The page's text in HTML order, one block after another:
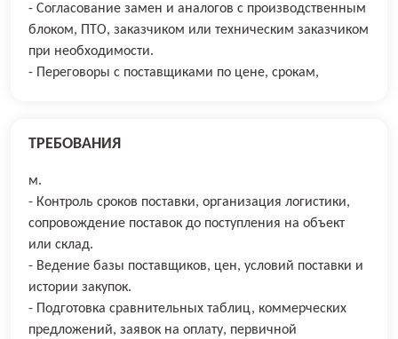
- Согласование замен и аналогов с производственным
блоком, ПТО, заказчиком или техническим заказчиком
при необходимости.
- Переговоры с поставщиками по цене, срокам,
ТРЕБОВАНИЯ
м.
- Контроль сроков поставки, организация логистики,
сопровождение поставок до поступления на объект
или склад.
- Ведение базы поставщиков, цен, условий поставки и
истории закупок.
- Подготовка сравнительных таблиц, коммерческих
предложений, заявок на оплату, первичной